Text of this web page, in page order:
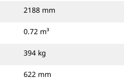
2188 mm
0.72 m³
394 kg
622 mm